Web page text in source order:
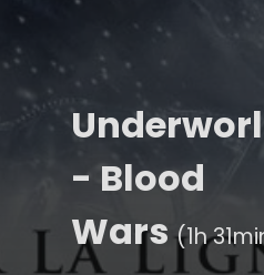
- Blood
Wars(1h